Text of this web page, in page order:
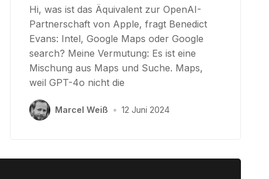
Hi, was ist das Äquivalent zur OpenAI-
Partnerschaft von Apple, fragt Benedict
Evans: Intel, Google Maps oder Google
search? Meine Vermutung: Es ist eine
Mischung aus Maps und Suche. Maps,
weil GPT-4o nicht die
Marcel Weiß • 12 Juni 2024